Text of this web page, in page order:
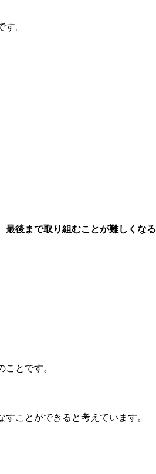
。
最後まで取り組むことが難しくなる
ことです。
ことができると考えています。